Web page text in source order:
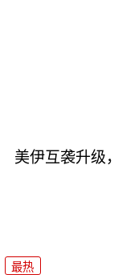
美伊互袭升级
最热